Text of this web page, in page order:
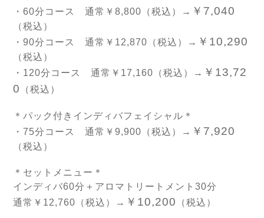
・60分コース 通常￥8,800（税込）→ ￥7,040
（税込）
・90分コース 通常￥12,870（税込）→ ￥10,290
（税込）
・120分コース 通常￥17,160（税込）→ ￥13,72
0
（税込）
＊パック付きインディバフェイシャル＊
・75分コース 通常￥9,900（税込）→ ￥7,920
（税込）
＊セットメニュー＊
インディバ60分＋アロマトリートメント30分
通常￥12,760（税込）→ ￥10,200 （税込）